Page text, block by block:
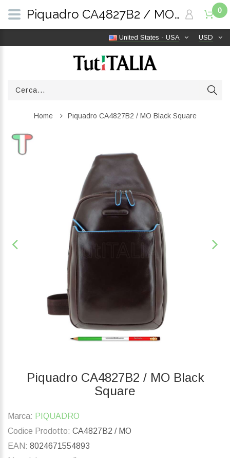
USD
United States - USA
0
Home Piquadro CA4827B2 / MO Black Square
Piquadro CA4827B2 / MO Black
Square
Marca: PIQUADRO
Codice Prodotto: CA4827B2 / MO
EAN: 8024671554893
Piquadro CA4827B2 / MO Black Square | TutITALIA